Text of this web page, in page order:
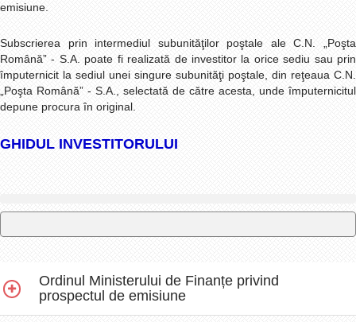
emisiune.
Subscrierea prin intermediul subunităţilor poştale ale C.N. „Poşta
Română” - S.A. poate fi realizată de investitor la orice sediu sau prin
împuternicit la sediul unei singure subunităţi poştale, din reţeaua C.N.
„Poşta Română” - S.A., selectată de către acesta, unde împuternicitul
depune procura în original.
GHIDUL INVESTITORULUI
Ordinul Ministerului de Finanțe privind
prospectul de emisiune